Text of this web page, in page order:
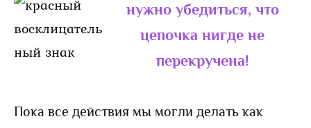
нужно убедиться, что
цепочка нигде не
перекручена!
Пока все действия мы могли делать как